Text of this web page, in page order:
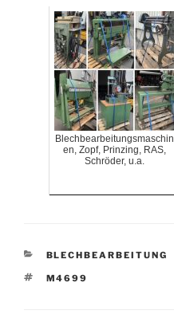
Blechbearbeitungsmaschin
en, Zopf, Prinzing, RAS,
Schröder, u.a.
KATEGORIEN
BLECHBEARBEITUNG
SCHLAGWÖRTER
M4699